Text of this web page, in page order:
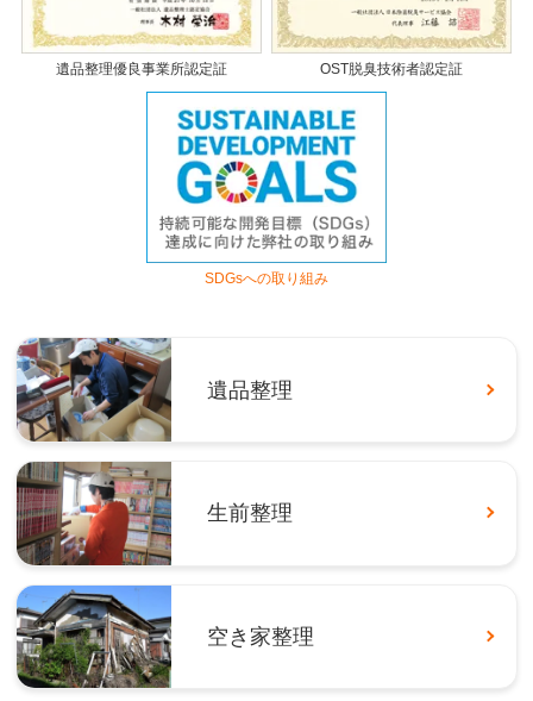
遺品整理優良事業所認定証 OST脱臭技術者認定証
SDGsへの取り組み
遺品整理
生前整理
空き家整理